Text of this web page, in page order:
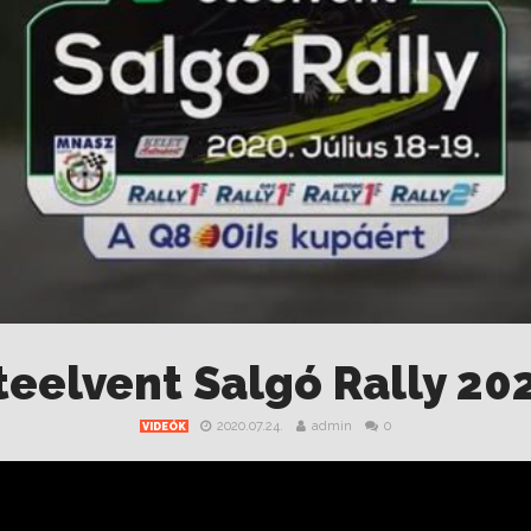
Salgó Rally
VIDEÓK 2020.07.24. admin 0